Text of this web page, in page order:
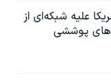
علیه شبکه‌ای از
پوششی